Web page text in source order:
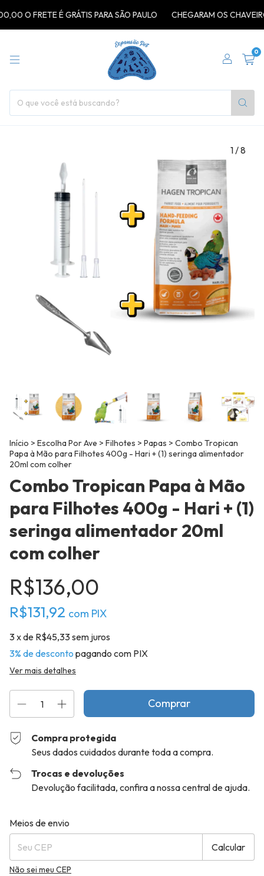
O FRETE É GRÁTIS PARA SÃO PAULO CHEGARAM OS
0
1/8
Início > Escolha Por Ave > Filhotes > Papas > Combo Tropican
Papa à Mão para Filhotes 400g - Hari + (1) seringa alimentador
20ml com colher
Combo Tropican Papa à Mão
para Filhotes 400g - Hari + (1)
seringa alimentador 20ml
com colher
R$136,00
R$131,92 com PIX
3x de R$45,33sem juros
3% de desconto pagando com PIX
Ver mais detalhes
Compra protegida
Seus dados cuidados durante toda a compra.
Trocas e devoluções
Devolução facilitada, confira a nossa central de ajuda.
Entregas para o CEP:
Meios de envio
Calcular
Não sei meu CEP